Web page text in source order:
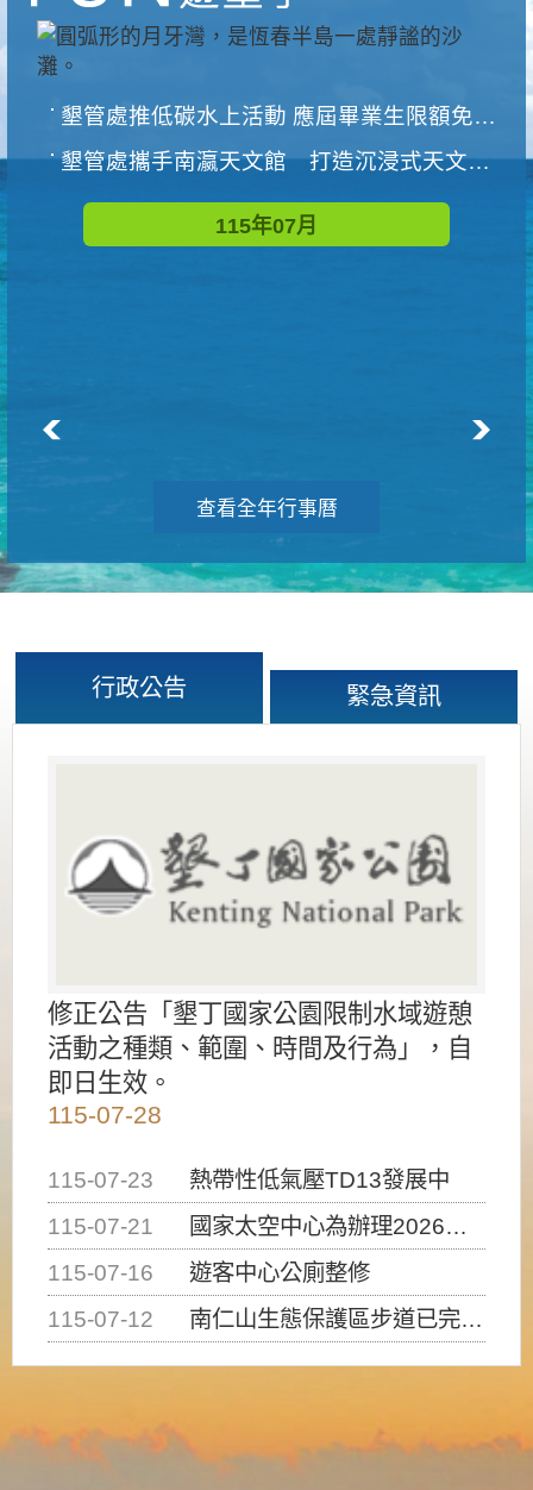
墾管處推低碳水上活動 應屆畢業生限額免費參加
墾管處攜手南瀛天文館 打造沉浸式天文探索營隊
115年07月
查看全年行事曆
行政公告 緊急資訊
修正公告「墾丁國家公園限制水域遊憩
活動之種類、範圍、時間及行為」，自
即日生效。
115-07-28
115-07-23
熱帶性低氣壓TD13發展中
115-07-21
國家太空中心為辦理2026台灣盃火箭競賽，陸、海、空域警戒及協調相關事宜，因颱風備案事宜
115-07-16
遊客中心公廁整修
115-07-12
南仁山生態保護區步道已完成修復，自115年7月13日（星期一）起恢復開放入園，歡迎民眾依規定申請入園....